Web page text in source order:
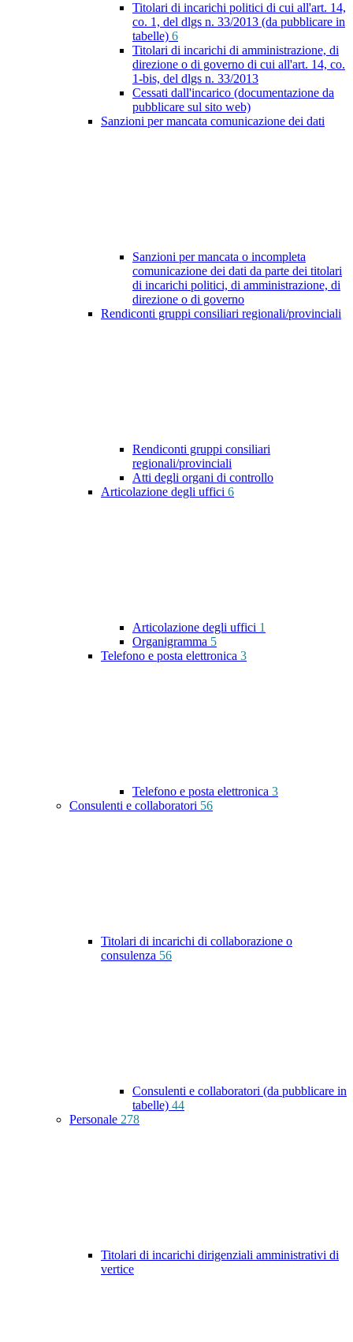
Titolari di incarichi politici di cui all'art. 14,
co. 1, del dlgs n. 33/2013 (da pubblicare in
tabelle) 6
Titolari di incarichi di amministrazione, di
direzione o di governo di cui all'art. 14, co.
1-bis, del dlgs n. 33/2013
Cessati dall'incarico (documentazione da
pubblicare sul sito web)
Sanzioni per mancata comunicazione dei dati
Sanzioni per mancata o incompleta
comunicazione dei dati da parte dei titolari
di incarichi politici, di amministrazione, di
direzione o di governo
Rendiconti gruppi consiliari regionali/provinciali
Rendiconti gruppi consiliari
regionali/provinciali
Atti degli organi di controllo
Articolazione degli uffici 6
Articolazione degli uffici 1
Organigramma 5
Telefono e posta elettronica 3
Telefono e posta elettronica 3
Consulenti e collaboratori 56
Titolari di incarichi di collaborazione o
consulenza 56
Consulenti e collaboratori (da pubblicare in
tabelle) 44
Personale 278
Titolari di incarichi dirigenziali amministrativi di
vertice